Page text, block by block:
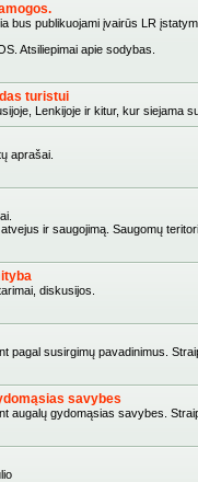
bus publikuojami įvairūs LR
Atsiliepimai apie sodybas.
turistui
Lenkijoje ir kitur, kur siejama
aprašai.
ir saugojimą. Saugomų
diskusijos.
pagal susirgimų pavadinimus.
savybes
augalų gydomąsias savybes.